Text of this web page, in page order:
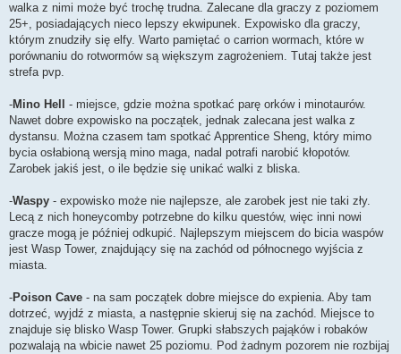
walka z nimi może być trochę trudna. Zalecane dla graczy z poziomem
25+, posiadających nieco lepszy ekwipunek. Expowisko dla graczy,
którym znudziły się elfy. Warto pamiętać o carrion wormach, które w
porównaniu do rotwormów są większym zagrożeniem. Tutaj także jest
strefa pvp.
-Mino Hell
- miejsce, gdzie można spotkać parę orków i minotaurów.
Nawet dobre expowisko na początek, jednak zalecana jest walka z
dystansu. Można czasem tam spotkać Apprentice Sheng, który mimo
bycia osłabioną wersją mino maga, nadal potrafi narobić kłopotów.
Zarobek jakiś jest, o ile będzie się unikać walki z bliska.
-Waspy - expowisko może nie najlepsze, ale zarobek jest nie taki zły.
Lecą z nich honeycomby potrzebne do kilku questów, więc inni nowi
gracze mogą je później odkupić. Najlepszym miejscem do bicia waspów
jest Wasp Tower, znajdujący się na zachód od północnego wyjścia z
miasta.
-Poison Cave - na sam początek dobre miejsce do expienia. Aby tam
dotrzeć, wyjdź z miasta, a następnie skieruj się na zachód. Miejsce to
znajduje się blisko Wasp Tower. Grupki słabszych pająków i robaków
pozwalają na wbicie nawet 25 poziomu. Pod żadnym pozorem nie rozbijaj